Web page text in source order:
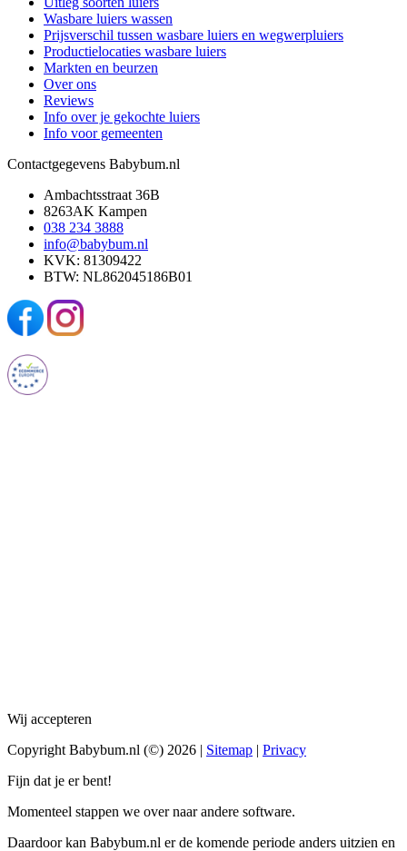
Wasbare luiers wassen
Prijsverschil tussen wasbare luiers en wegwerpluiers
Productielocaties wasbare luiers
Markten en beurzen
Over ons
Reviews
Info over je gekochte luiers
Info voor gemeenten
Contactgegevens Babybum.nl
Ambachtsstraat 36B
8263AK Kampen
038 234 3888
info@babybum.nl
KVK: 81309422
BTW: NL862045186B01
Wij accepteren
Copyright Babybum.nl (©) 2026 | Sitemap | Privacy
Fijn dat je er bent!
Momenteel stappen we over naar andere software.
Daardoor kan Babybum.nl er de komende periode anders uitzien en